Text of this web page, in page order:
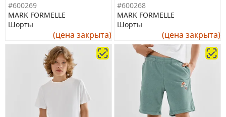
#600269
MARK FORMELLE
Шорты
(цена закрыта)
#600268
MARK FORMELLE
Шорты
(цена закрыта)